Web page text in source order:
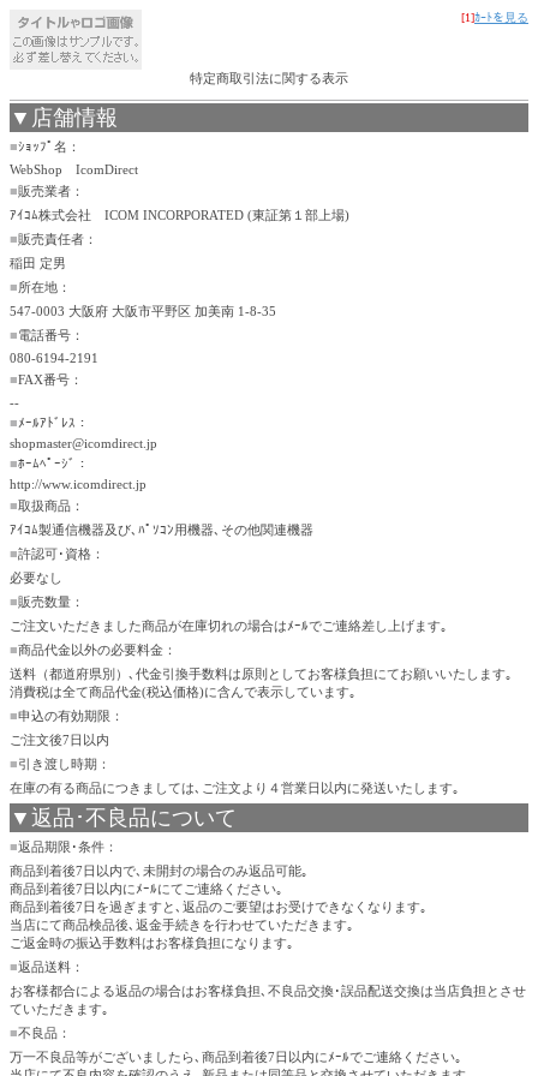
[1]ｶｰﾄを見る
特定商取引法に関する表示
▼店舗情報
■ｼｮｯﾌﾟ名：
WebShop IcomDirect
■販売業者：
ｱｲｺﾑ株式会社 ICOM INCORPORATED (東証第１部上場)
■販売責任者：
稲田 定男
■所在地：
547-0003 大阪府 大阪市平野区 加美南 1-8-35
■電話番号：
080-6194-2191
■FAX番号：
--
■ﾒｰﾙｱﾄﾞﾚｽ：
shopmaster@icomdirect.jp
■ﾎｰﾑﾍﾟｰｼﾞ：
http://www.icomdirect.jp
■取扱商品：
ｱｲｺﾑ製通信機器及び､ﾊﾟｿｺﾝ用機器､その他関連機器
■許認可･資格：
必要なし
■販売数量：
ご注文いただきました商品が在庫切れの場合はﾒｰﾙでご連絡差し上げます｡
■商品代金以外の必要料金：
送料（都道府県別）､代金引換手数料は原則としてお客様負担にてお願いいたします｡
消費税は全て商品代金(税込価格)に含んで表示しています｡
■申込の有効期限：
ご注文後7日以内
■引き渡し時期：
在庫の有る商品につきましては､ご注文より４営業日以内に発送いたします｡
▼返品･不良品について
■返品期限･条件：
商品到着後7日以内で､未開封の場合のみ返品可能｡
商品到着後7日以内にﾒｰﾙにてご連絡ください｡
商品到着後7日を過ぎますと､返品のご要望はお受けできなくなります｡
当店にて商品検品後､返金手続きを行わせていただきます｡
ご返金時の振込手数料はお客様負担になります｡
■返品送料：
お客様都合による返品の場合はお客様負担､不良品交換･誤品配送交換は当店負担とさせ
ていただきます｡
■不良品：
万一不良品等がございましたら､商品到着後7日以内にﾒｰﾙでご連絡ください｡